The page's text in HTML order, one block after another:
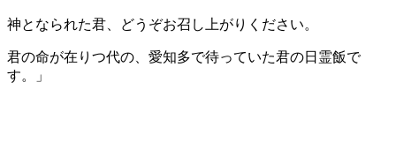
神となられた君、どうぞお召し上がりください。
君の命が在りつ代の、愛知多で待っていた君の日霊飯で
す。」